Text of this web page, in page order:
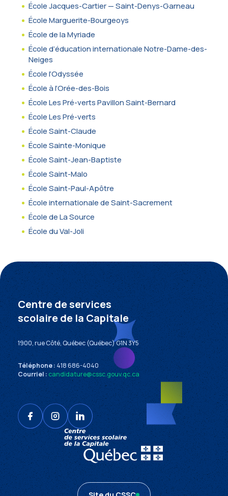
École Jacques-Cartier — Saint-Denys-Garneau
École Marguerite-Bourgeoys
École de la Myriade
École d’éducation internationale Notre-Dame-des-
Neiges
École l’Odyssée
École à l’Orée-des-Bois
École Les Pré-verts Pavillon Saint-Bernard
École Les Pré-verts
École Saint-Claude
École Sainte-Monique
École Saint-Jean-Baptiste
École Saint-Malo
École Saint-Paul-Apôtre
École internationale de Saint-Sacrement
École de La Source
École du Val-Joli
Centre de services
scolaire de la Capitale
1900, rue Côté, Québec (Québec) G1N 3Y5
Téléphone :418 686-4040
Courriel :candidature@cssc.gouv.qc.ca